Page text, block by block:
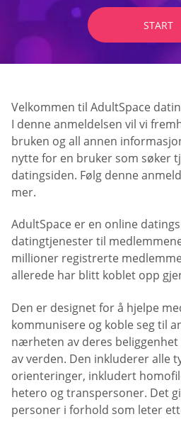
START
Velkommen til AdultSpace
I denne anmeldelsen vil vi
bruken og all annen
nytte for en bruker som søker
datingsiden. Følg denne
mer.
AdultSpace er en online
datingtjenester til
millioner registrerte
allerede har blitt koblet opp
Den er designet for å hjelpe
kommunisere og koble seg til
nærheten av deres
av verden. Den inkluderer alle
orienteringer, inkludert
hetero og transpersoner. Det
personer i forhold som leter